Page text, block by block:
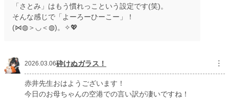
「さとみ」はもう慣れっこという設定です(笑)。
そんな感じで「よーろーひーこー」！
(⋈◍＞◡＜◍)。✧💖
2026.03.06砕けぬガラス！ ︙
赤井先生おはようございます！
今日のお母ちゃんの空港での言い訳が凄いですね！